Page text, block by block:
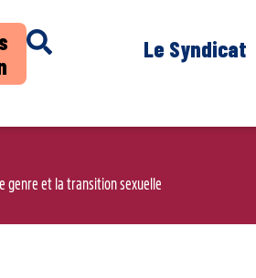
Le Syndicat
genre et la transition sexuelle